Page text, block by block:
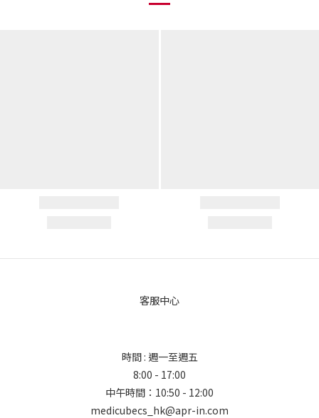
客服中心
時間 : 週一至週五
8:00 - 17:00
中午時間：10:50 - 12:00
medicubecs_hk@apr-in.com